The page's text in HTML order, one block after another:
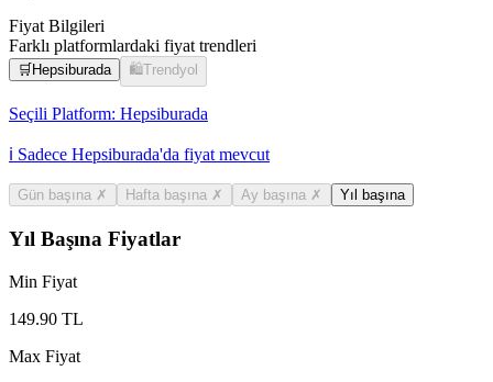
Fiyat Bilgileri
Farklı platformlardaki fiyat trendleri
🛒 Hepsiburada 🛍️Trendyol
Seçili Platform: Hepsiburada
ℹ️ Sadece Hepsiburada'da fiyat mevcut
Gün başına ✗ Hafta başına ✗ Ay başına ✗ Yıl başına
Yıl Başına Fiyatlar
Min Fiyat
149.90 TL
Max Fiyat